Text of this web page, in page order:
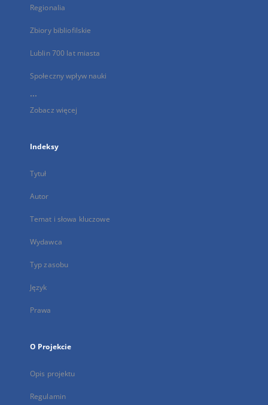
Regionalia
Zbiory bibliofilskie
Lublin 700 lat miasta
Społeczny wpływ nauki
...
Zobacz więcej
Indeksy
Tytuł
Autor
Temat i słowa kluczowe
Wydawca
Typ zasobu
Język
Prawa
O Projekcie
Opis projektu
Regulamin